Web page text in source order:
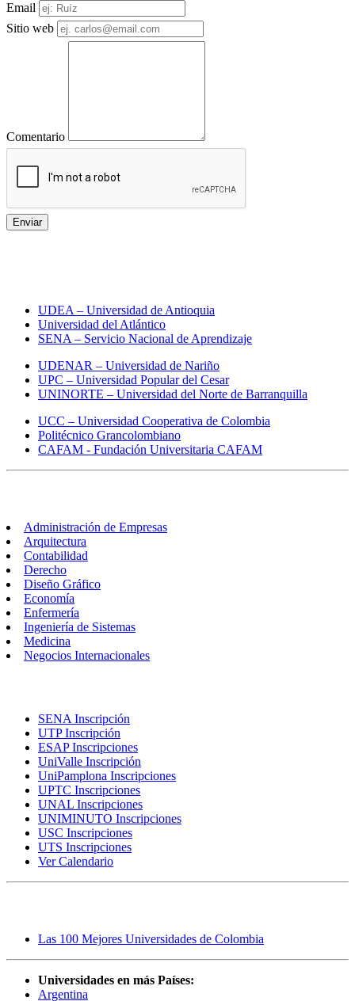
Email
Sitio web
Comentario
Enviar
UDEA – Universidad de Antioquia
Universidad del Atlántico
SENA – Servicio Nacional de Aprendizaje
UDENAR – Universidad de Nariño
UPC – Universidad Popular del Cesar
UNINORTE – Universidad del Norte de Barranquilla
UCC – Universidad Cooperativa de Colombia
Politécnico Grancolombiano
CAFAM - Fundación Universitaria CAFAM
Administración de Empresas
Arquitectura
Contabilidad
Derecho
Diseño Gráfico
Economía
Enfermería
Ingeniería de Sistemas
Medicina
Negocios Internacionales
SENA Inscripción
UTP Inscripción
ESAP Inscripciones
UniValle Inscripción
UniPamplona Inscripciones
UPTC Inscripciones
UNAL Inscripciones
UNIMINUTO Inscripciones
USC Inscripciones
UTS Inscripciones
Ver Calendario
Las 100 Mejores Universidades de Colombia
Universidades en más Países:
Argentina